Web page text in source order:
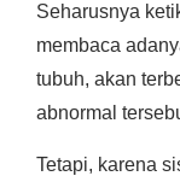
Seharusnya
membaca
tubuh, akan
abnormal
Tetapi, karena